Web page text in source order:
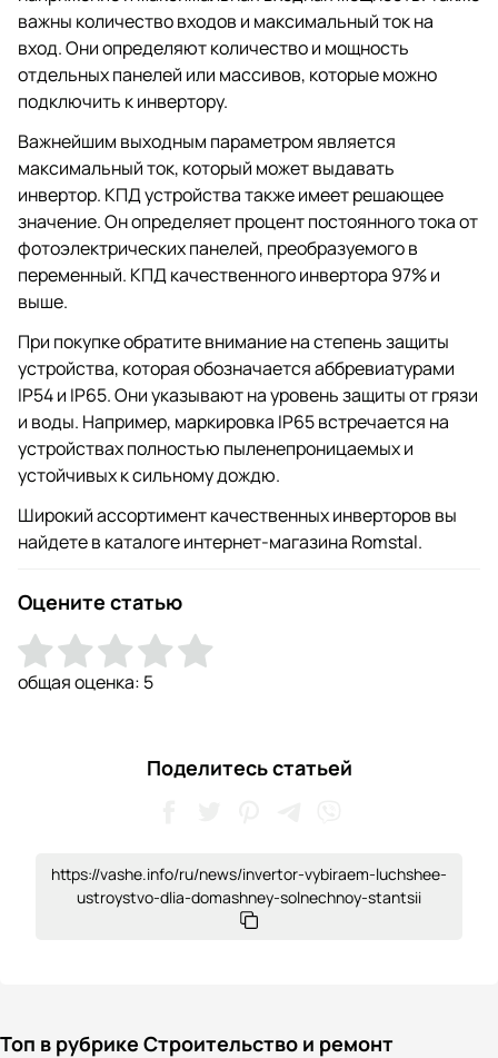
важны количество входов и максимальный ток на
вход. Они определяют количество и мощность
отдельных панелей или массивов, которые можно
подключить к инвертору.
Важнейшим выходным параметром является
максимальный ток, который может выдавать
инвертор. КПД устройства также имеет решающее
значение. Он определяет процент постоянного тока от
фотоэлектрических панелей, преобразуемого в
переменный. КПД качественного инвертора 97% и
выше.
При покупке обратите внимание на степень защиты
устройства, которая обозначается аббревиатурами
IP54 и IP65. Они указывают на уровень защиты от грязи
и воды. Например, маркировка IP65 встречается на
устройствах полностью пыленепроницаемых и
устойчивых к сильному дождю.
Широкий ассортимент качественных инверторов вы
найдете в каталоге интернет-магазина Romstal.
Оцените статью
общая оценка: 5
Поделитесь статьей
https://vashe.info/ru/news/invertor-vybiraem-luchshee-
ustroystvo-dlia-domashney-solnechnoy-stantsii
Топ в рубрике Строительство и ремонт